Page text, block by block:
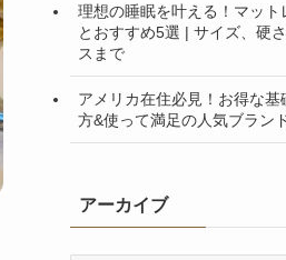
理想の睡眠を叶える！マット
とおすすめ5選 | サイズ、硬
スまで
アメリカ在住必見！お得な基
方&使って満足の人気ブラン
アーカイブ